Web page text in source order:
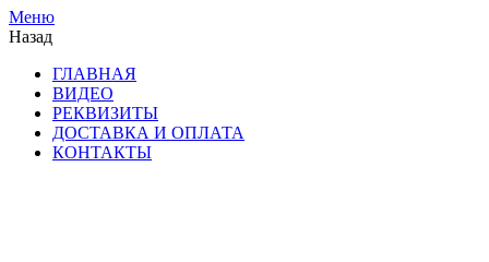
Меню
Назад
ГЛАВНАЯ
ВИДЕО
РЕКВИЗИТЫ
ДОСТАВКА И ОПЛАТА
КОНТАКТЫ